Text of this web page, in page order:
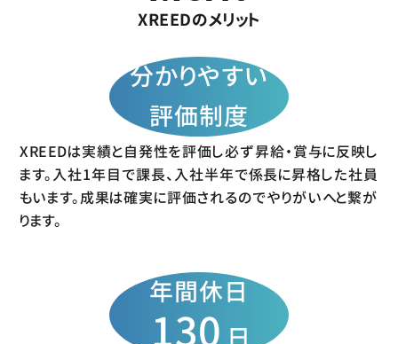
XREEDのメリット
分かりやすい
評価制度
XREEDは実績と自発性を評価し必ず昇給・賞与に反映し
ます。入社1年目で課長、入社半年で係長に昇格した社員
もいます。成果は確実に評価されるのでやりがいへと繋が
ります。
年間休日
130